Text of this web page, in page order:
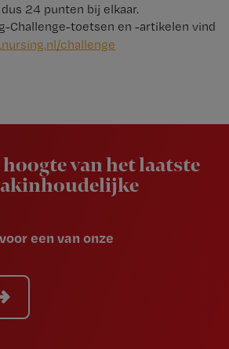
24 punten bij elkaar.
Challenge-toetsen en -artikelen vind
​challenge
van het laatste
een van onze